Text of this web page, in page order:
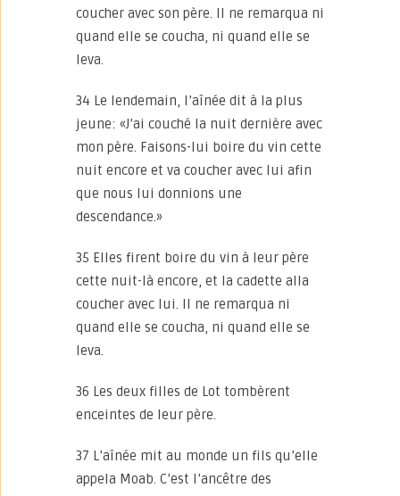
coucher avec son père. Il ne remarqua ni
quand elle se coucha, ni quand elle se
leva.
34 Le lendemain, l’aînée dit à la plus
jeune: «J’ai couché la nuit dernière avec
mon père. Faisons-lui boire du vin cette
nuit encore et va coucher avec lui afin
que nous lui donnions une
descendance.»
35 Elles firent boire du vin à leur père
cette nuit-là encore, et la cadette alla
coucher avec lui. Il ne remarqua ni
quand elle se coucha, ni quand elle se
leva.
36 Les deux filles de Lot tombèrent
enceintes de leur père.
37 L’aînée mit au monde un fils qu’elle
appela Moab. C’est l’ancêtre des